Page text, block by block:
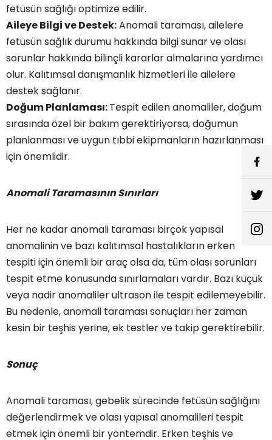
fetüsün sağlığı optimize edilir.
Aileye Bilgi ve Destek:Anomali taraması, ailelere
fetüsün sağlık durumu hakkında bilgi sunar ve olası
sorunlar hakkında bilinçli kararlar almalarına yardımcı
olur. Kalıtımsal danışmanlık hizmetleri ile ailelere
destek sağlanır.
Doğum Planlaması:Tespit edilen anomaliler, doğum
sırasında özel bir bakım gerektiriyorsa, doğumun
planlanması ve uygun tıbbi ekipmanların hazırlanması
için önemlidir.
Anomali Taramasının Sınırları
Her ne kadar anomali taraması birçok yapısal
anomalinin ve bazı kalıtımsal hastalıkların erken
tespiti için önemli bir araç olsa da, tüm olası sorunları
tespit etme konusunda sınırlamaları vardır. Bazı küçük
veya nadir anomaliler ultrason ile tespit edilemeyebilir.
Bu nedenle, anomali taraması sonuçları her zaman
kesin bir teşhis yerine, ek testler ve takip gerektirebilir.
Sonuç
Anomali taraması, gebelik sürecinde fetüsün sağlığını
değerlendirmek ve olası yapısal anomalileri tespit
etmek için önemli bir yöntemdir. Erken teşhis ve